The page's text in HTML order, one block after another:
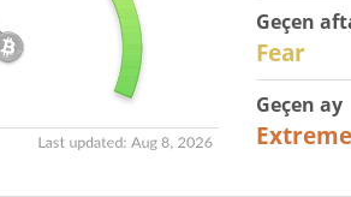
Geçen
Fear
Geçen ay